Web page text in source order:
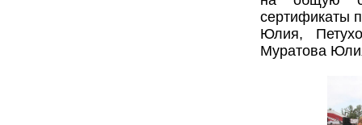
сертификаты
Юлия,
Муратова